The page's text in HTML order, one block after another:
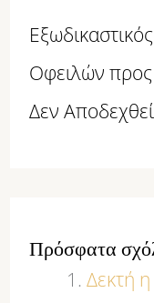
Οφειλών προς
Δεν
Πρόσφατα
Δεκτή